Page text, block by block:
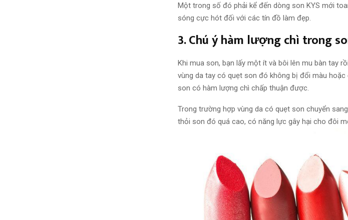
Một trong số đó phải kể đến dòng son KYS mới
sóng cực hót đối với các tín đồ làm đẹp.
3. Chú ý hàm lượng chì trong
Khi mua son, bạn lấy một ít và bôi lên mu bàn tay rồi
vùng da tay có quẹt son đó không bị đổi màu
son có hàm lượng chì chấp thuận được.
Trong trường hợp vùng da có quẹt son chuyển
thỏi son đó quá cao, có năng lực gây hại cho đôi